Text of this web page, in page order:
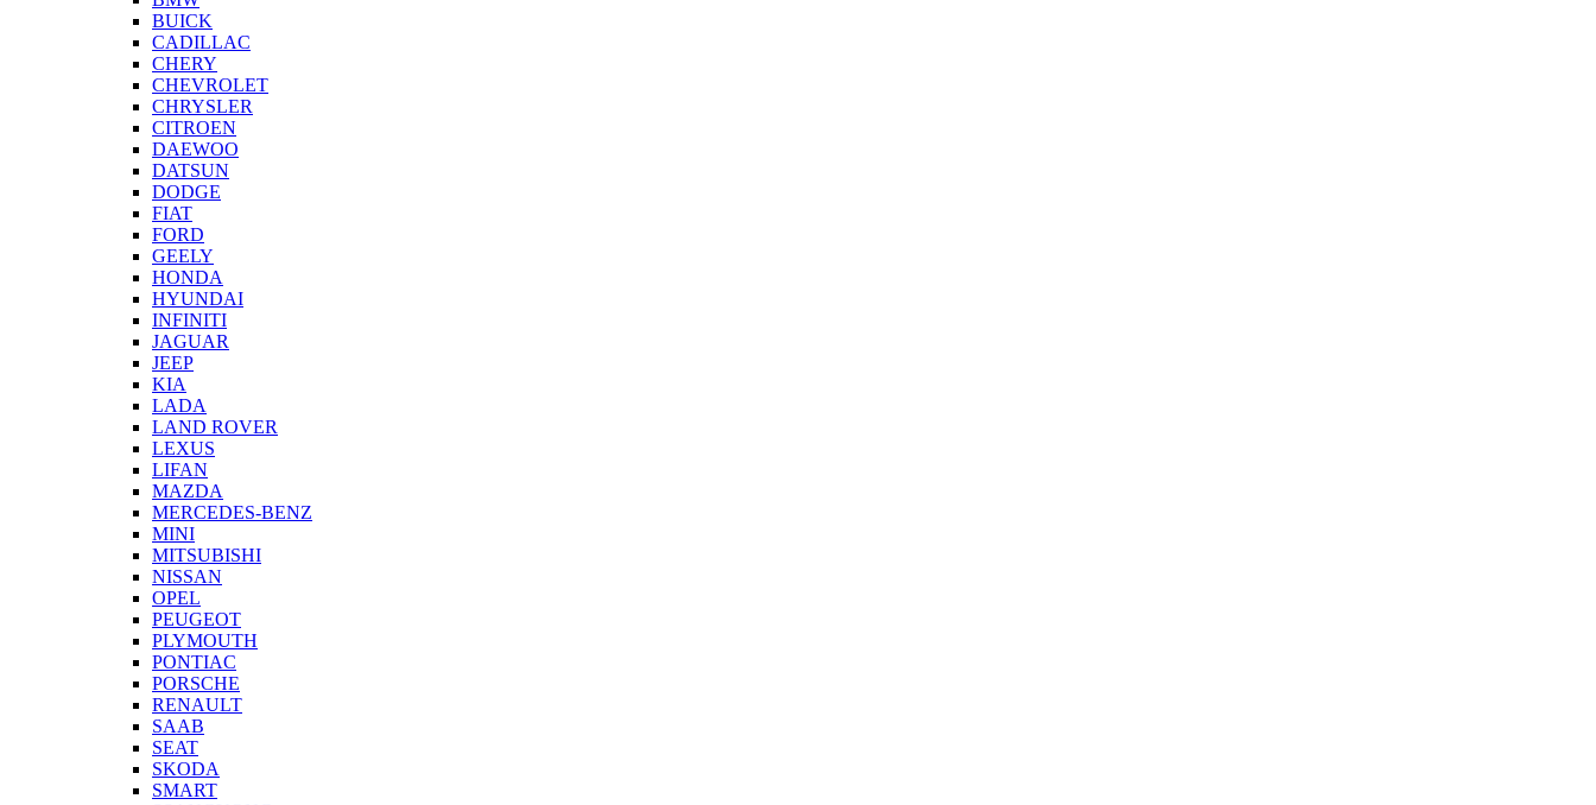
BUICK
CADILLAC
CHERY
CHEVROLET
CHRYSLER
CITROEN
DAEWOO
DATSUN
DODGE
FIAT
FORD
GEELY
HONDA
HYUNDAI
INFINITI
JAGUAR
JEEP
KIA
LADA
LAND ROVER
LEXUS
LIFAN
MAZDA
MERCEDES-BENZ
MINI
MITSUBISHI
NISSAN
OPEL
PEUGEOT
PLYMOUTH
PONTIAC
PORSCHE
RENAULT
SAAB
SEAT
SKODA
SMART